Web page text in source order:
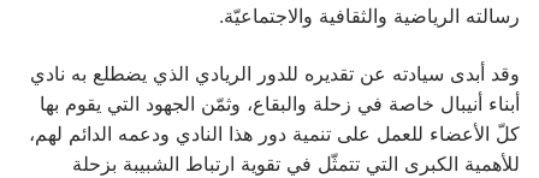
رسالته الرياضية والثقافية والاجتماعيّة.
وقد أبدى سيادته عن تقديره للدور الريادي الذي يضطلع به نادي
أبناء أنيبال خاصة في زحلة والبقاع، وثمّن الجهود التي يقوم بها
كلّ الأعضاء للعمل على تنمية دور هذا النادي ودعمه الدائم لهم،
للأهمية الكبرى التي تتمثّل في تقوية ارتباط الشبيبة بزحلة